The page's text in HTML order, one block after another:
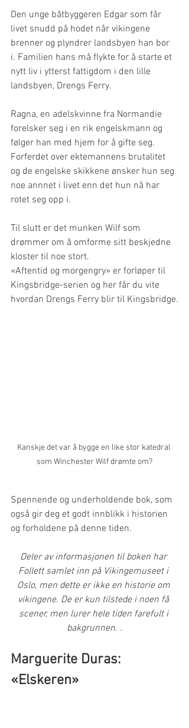
Den unge båtbyggeren Edgar som får
livet snudd på hodet når vikingene
brenner og plyndrer landsbyen han bor
i. Familien hans må flykte for å starte et
nytt liv i ytterst fattigdom i den lille
landsbyen, Drengs Ferry.
Ragna, en adelskvinne fra Normandie
forelsker seg i en rik engelskmann og
følger han med hjem for å gifte seg.
Forferdet over ektemannens brutalitet
og de engelske skikkene ønsker hun seg
noe annnet i livet enn det hun nå har
rotet seg opp i.
Til slutt er det munken Wilf som
drømmer om å omforme sitt beskjedne
kloster til noe stort.
«Aftentid og morgengry» er forløper til
Kingsbridge-serien og her får du vite
hvordan Drengs Ferry blir til Kingsbridge.
Kanskje det var å bygge en like stor katedral
som Winchester Wilf drømte om?
Spennende og underholdende bok, som
også gir deg et godt innblikk i historien
og forholdene på denne tiden.
Deler av informasjonen til boken har
Follett samlet inn på Vikingemuseet i
Oslo, men dette er ikke en historie om
vikingene. De er kun tilstede i noen få
scener, men lurer hele tiden farefult i
bakgrunnen. .
Marguerite Duras:
«Elskeren»